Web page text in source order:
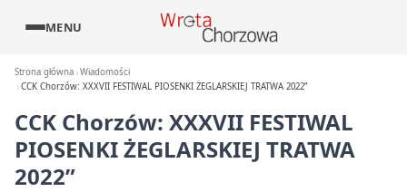
MENU
Strona główna Wiadomości
CCK Chorzów: XXXVII FESTIWAL PIOSENKI ŻEGLARSKIEJ TRATWA 2022”
CCK Chorzów: XXXVII FESTIWAL
PIOSENKI ŻEGLARSKIEJ TRATWA
2022”